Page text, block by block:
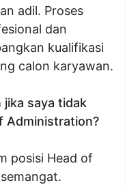
adil. Proses
dan
kualifikasi
calon karyawan.
jika saya tidak
Administration?
posisi Head of